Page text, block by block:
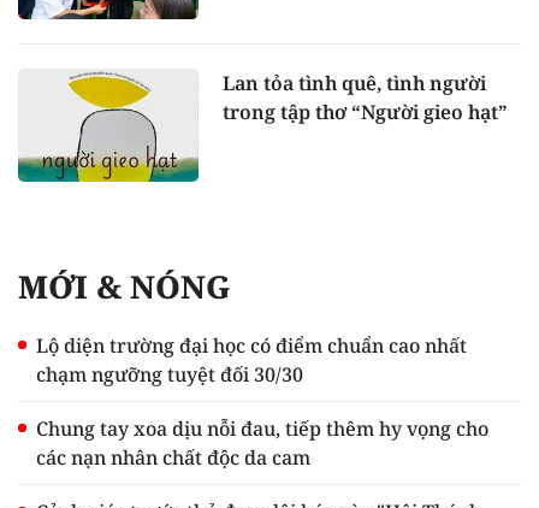
Lan tỏa tình quê, tình người
trong tập thơ “Người gieo hạt”
MỚI & NÓNG
Lộ diện trường đại học có điểm chuẩn cao nhất
chạm ngưỡng tuyệt đối 30/30
Chung tay xoa dịu nỗi đau, tiếp thêm hy vọng cho
các nạn nhân chất độc da cam